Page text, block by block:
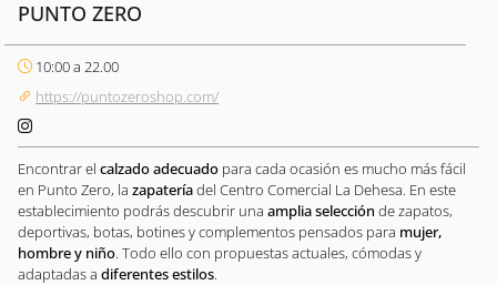
PUNTO ZERO
10:00 a 22.00
https://puntozeroshop.com/
Encontrar el calzado adecuado para cada ocasión es mucho más fácil
en Punto Zero, la zapateríadel Centro Comercial La Dehesa. En este
establecimiento podrás descubrir una amplia selección de zapatos,
deportivas, botas, botines y complementos pensados para mujer,
hombre y niño . Todo ello con propuestas actuales, cómodas y
adaptadas a diferentes estilos